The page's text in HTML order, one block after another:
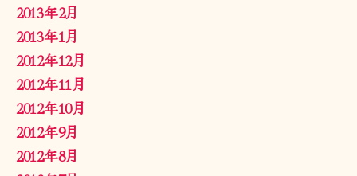
2013年2月
2013年1月
2012年12月
2012年11月
2012年10月
2012年9月
2012年8月